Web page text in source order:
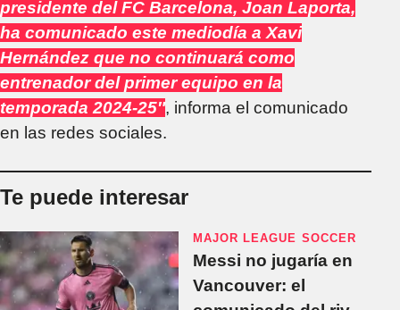
presidente del FC Barcelona, Joan Laporta,
ha comunicado este mediodía a Xavi
Hernández que no continuará como
entrenador del primer equipo en la
temporada 2024-25″, informa el comunicado
en las redes sociales.
Te puede interesar
MAJOR LEAGUE SOCCER
Messi no jugaría en
Vancouver: el